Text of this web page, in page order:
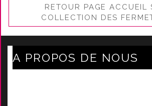
RETOUR PAGE ACCUEIL
COLLECTION DES
A PROPOS DE NOUS